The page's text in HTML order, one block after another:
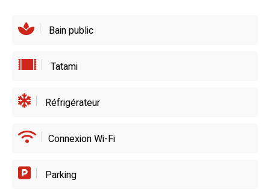
Bain public
Tatami
Réfrigérateur
Connexion Wi-Fi
Parking